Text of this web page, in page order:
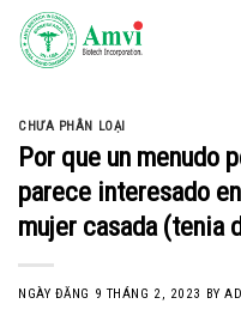
Skip
content
CHƯA PHÂN LOẠI
Por que un menudo
parece interesado
mujer casada (tenia
NGÀY ĐĂNG 9 THÁNG 2, 2023 BY